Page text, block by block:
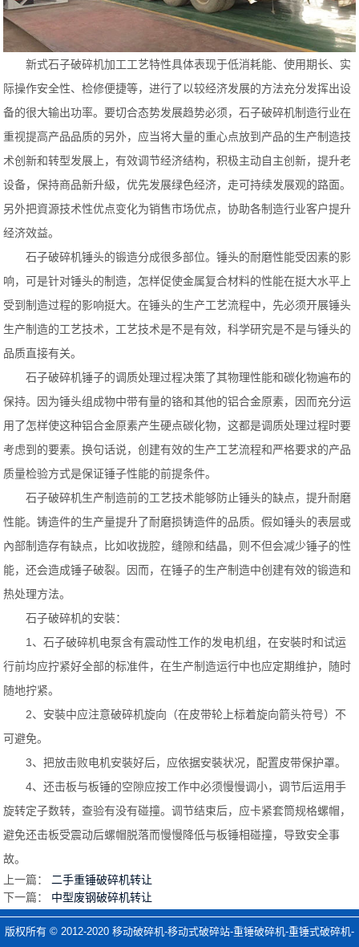
新式石子破碎机加工工艺特性具体表现于低消耗能、使用期长、实
际操作安全性、检修便捷等，进行了以较经济发展的方法充分发挥出设
备的很大输出功率。要切合态势发展趋势必须，石子破碎机制造行业在
重视提高产品品质的另外，应当将大量的重心点放到产品的生产制造技
术创新和转型发展上，有效调节经济结构，积极主动自主创新，提升老
设备，保持商品新升級，优先发展绿色经济，走可持续发展观的路面。
另外把資源技术性优点变化为销售市场优点，协助各制造行业客户提升
经济效益。
石子破碎机锤头的锻造分成很多部位。锤头的耐磨性能受因素的影
响，可是针对锤头的制造，怎样促使金属复合材料的性能在挺大水平上
受到制造过程的影响挺大。在锤头的生产工艺流程中，先必须开展锤头
生产制造的工艺技术，工艺技术是不是有效，科学研究是不是与锤头的
品质直接有关。
石子破碎机锤子的调质处理过程决策了其物理性能和碳化物遍布的
保持。因为锤头组成物中带有量的铬和其他的铝合金原素，因而充分运
用了怎样使这种铝合金原素产生硬点碳化物，这都是调质处理过程时要
考虑到的要素。换句话说，创建有效的生产工艺流程和严格要求的产品
质量检验方式是保证锤子性能的前提条件。
石子破碎机生产制造前的工艺技术能够防止锤头的缺点，提升耐磨
性能。铸造件的生产量提升了耐磨损铸造件的品质。假如锤头的表层或
內部制造存有缺点，比如收拢腔，缝隙和结晶，则不但会减少锤子的性
能，还会造成锤子破裂。因而，在锤子的生产制造中创建有效的锻造和
热处理方法。
石子破碎机的安裝：
1、石子破碎机电泵含有震动性工作的发电机组，在安裝时和试运
行前均应拧紧好全部的标准件，在生产制造运行中也应定期维护，随时
随地拧紧。
2、安裝中应注意破碎机旋向（在皮带轮上标着旋向箭头符号）不
可避免。
3、把放击败电机安裝好后，应依据安裝状况，配置皮带保护罩。
4、还击板与板锤的空隙应按工作中必须慢慢调小，调节后运用手
旋转定子数转，查验有没有碰撞。调节结束后，应卡紧套筒规格螺帽，
避免还击板受震动后螺帽脱落而慢慢降低与板锤相碰撞，导致安全事
故。
上一篇： 二手重锤破碎机转让
下一篇： 中型废钢破碎机转让
版权所有 © 2012-2020 移动破碎机-移动式破碎站-重锤破碎机-重锤式破碎机-